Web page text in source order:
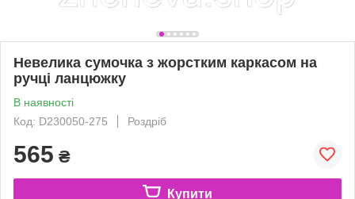
Невелика сумочка з жорстким каркасом на
ручці ланцюжку
В наявності
Код: D230050-275
Роздріб
565 ₴
Купити